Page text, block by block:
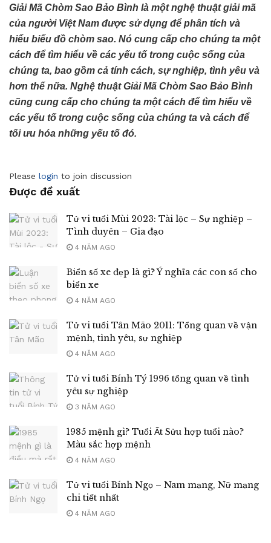
Giải Mã Chòm Sao Bảo Bình là một nghệ thuật giải mã
của người Việt Nam được sử dụng để phân tích và
hiểu biểu đồ chòm sao. Nó cung cấp cho chúng ta một
cách để tìm hiểu về các yếu tố trong cuộc sống của
chúng ta, bao gồm cả tính cách, sự nghiệp, tình yêu và
hơn thế nữa. Nghệ thuật Giải Mã Chòm Sao Bảo Bình
cũng cung cấp cho chúng ta một cách để tìm hiểu về
các yếu tố trong cuộc sống của chúng ta và cách để
tối ưu hóa những yếu tố đó.
Please login to join discussion
Được đề xuất
Tử vi tuổi Mùi 2023: Tài lộc – Sự nghiệp –
Tình duyên – Gia đạo
4 NĂM AGO
Biển số xe đẹp là gì? Ý nghĩa các con số cho
biển xe
4 NĂM AGO
Tử vi tuổi Tân Mão 2011: Tổng quan về vận
mệnh, tình yêu, sự nghiệp
4 NĂM AGO
Tử vi tuổi Bính Tý 1996 tổng quan về tình
yêu sự nghiệp
3 NĂM AGO
1985 mệnh gì? Tuổi Ất Sửu hợp tuổi nào?
Màu sắc hợp mệnh
4 NĂM AGO
Tử vi tuổi Bính Ngọ – Nam mạng, Nữ mạng
chi tiết nhất
4 NĂM AGO